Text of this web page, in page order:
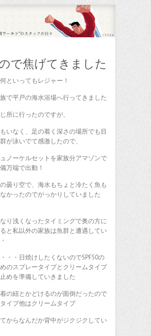
で焦げてきました
といってもレジャー！
で平戸の海水浴場へ行ってきました
所に行ったのですが、
いなく、足の着く深さの場所でも目
が泳いでて感激したので、
ノーケルセットを家族分アマゾンで
万端で出動！
曇り空で、海水もちょと冷たく魚も
かったのでがっかりしていました
り浅くなったタイミングで奥の方に
と私以外の家族は魚群と遭遇してい
・・日焼けしたくないのでSPF50の
のスプレータイプとクリームタイプ
めを準備していきました
の紐とかどけるのが面倒だったので
イプ他はクリームタイプ
からなんだか背中がジクジクしてい